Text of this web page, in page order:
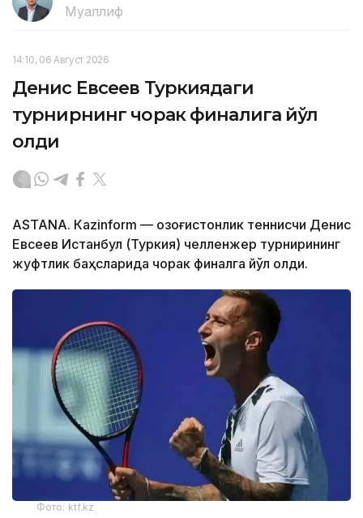
Муаллиф
14:10, 06 Август 2026
Денис Евсеев Туркиядаги
турнирнинг чорак финалига йўл
олди
ASTANА. Кazinform — Қозоғистонлик теннисчи Денис
Евсеев Истанбул (Туркия) челленжер турнирининг
жуфтлик баҳсларида чорак финалга йўл олди.
Фото: ktf.kz